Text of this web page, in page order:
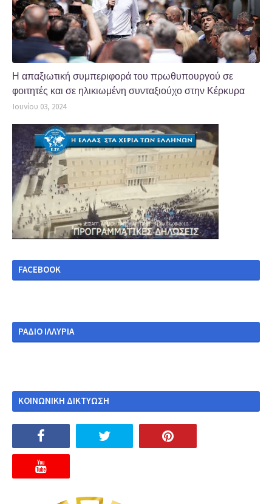
Η απαξιωτική συμπεριφορά του πρωθυπουργού σε
φοιτητές και σε ηλικιωμένη συνταξιούχο στην Κέρκυρα
Ιουνίου 03, 2024
FACEBOOK
ΡΑΔΙΟ ΙΛΛΥΡΙΑ
ΚΟΙΝΩΝΙΚΗ ΔΙΚΤΥΩΣΗ